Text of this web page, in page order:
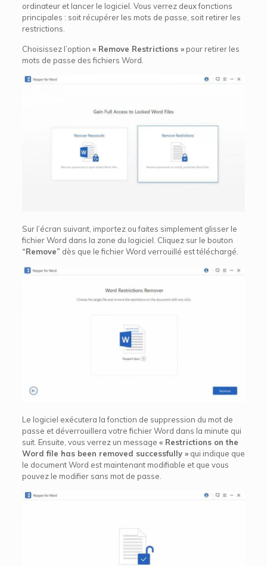
ordinateur et lancer le logiciel. Vous verrez deux fonctions
principales : soit récupérer les mots de passe, soit retirer les
restrictions.
Choisissez l’option « Remove Restrictions »pour retirer les
mots de passe des fichiers Word.
Sur l’écran suivant, importez ou faites simplement glisser le
fichier Word dans la zone du logiciel. Cliquez sur le bouton
“Remove” dès que le fichier Word verrouillé est téléchargé.
Le logiciel exécutera la fonction de suppression du mot de
passe et déverrouillera votre fichier Word dans la minute qui
suit. Ensuite, vous verrez un message « Restrictions on the
Word file has been removed successfully »qui indique que
le document Word est maintenant modifiable et que vous
pouvez le modifier sans mot de passe.